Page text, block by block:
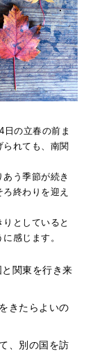
の立春の前ま
れても、南関
う季節が続き
終わりを迎え
としていると
感じます。
関東を行き来
きたらよいの
、別の国を訪